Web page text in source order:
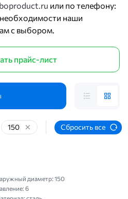
или по телефону:
наши
с выбором.
прайс-лист
150 Сбросить все
диаметр: 150
6